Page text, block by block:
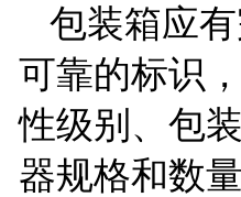
包装箱应有
可靠的标识
性级别、包
器规格和数